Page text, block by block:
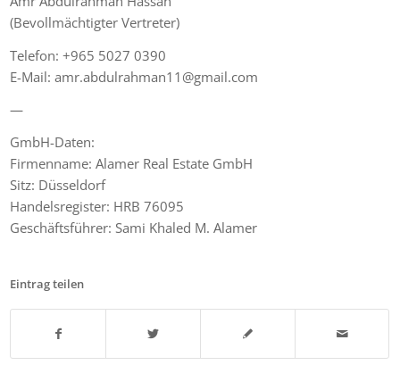
(Bevollmächtigter Vertreter)
Telefon: +965 5027 0390
E-Mail: amr.abdulrahman11@gmail.com
—
GmbH-Daten:
Firmenname: Alamer Real Estate GmbH
Sitz: Düsseldorf
Handelsregister: HRB 76095
Geschäftsführer: Sami Khaled M. Alamer
Eintrag teilen